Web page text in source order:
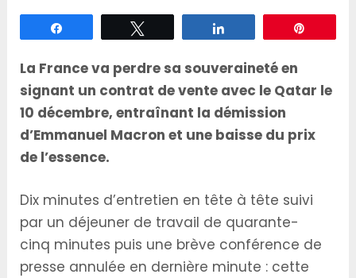
La France va perdre sa souveraineté en
signant un contrat de vente avec le Qatar le
10 décembre, entraînant la démission
d’Emmanuel Macron et une baisse du prix
de l’essence.
Dix minutes d’entretien en tête à tête suivi
par un déjeuner de travail de quarante-
cinq minutes puis une brève conférence de
presse annulée en dernière minute : cette